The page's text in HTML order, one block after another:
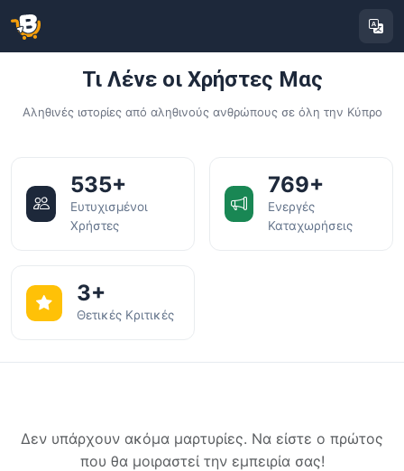
Τι Λένε οι Χρήστες Μας
Αληθινές ιστορίες από αληθινούς ανθρώπους σε όλη την Κύπρο
535+
Ευτυχισμένοι
Χρήστες
769+
Ενεργές
Καταχωρήσεις
3+
Θετικές Κριτικές
Δεν υπάρχουν ακόμα μαρτυρίες. Να είστε ο πρώτος
που θα μοιραστεί την εμπειρία σας!